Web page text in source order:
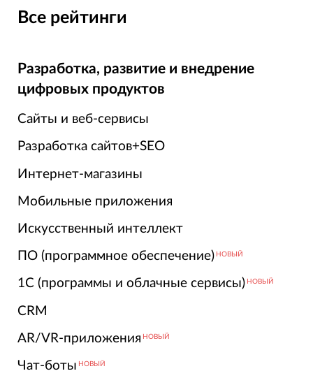
Все рейтинги
Разработка, развитие и внедрение
цифровых продуктов
Сайты и веб-сервисы
Разработка сайтов+SEO
Интернет-магазины
Мобильные приложения
Искусственный интеллект
ПО (программное обеспечение) НОВЫЙ
1С (программы и облачные сервисы) НОВЫЙ
CRM
AR/VR-приложения НОВЫЙ
Чат-боты НОВЫЙ